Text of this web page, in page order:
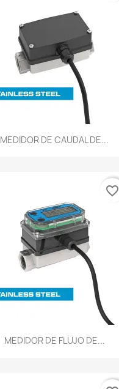
MEDIDOR DE CAUDAL DE...
MEDIDOR DE FLUJO DE...
favorite_border